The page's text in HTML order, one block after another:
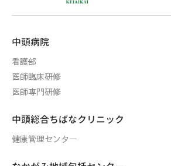
中頭病院
看護部
医師臨床研修
医師専門研修
中頭総合ちばなクリニック
健康管理センター